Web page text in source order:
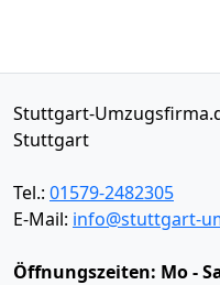
Stuttgart-
Stuttgart
Tel.: 01579-2482305
E-Mail: info@stuttgart-
Öffnungszeiten: Mo -